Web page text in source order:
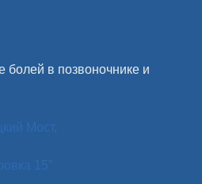
болей в позвоночнике и
Мост,
15"